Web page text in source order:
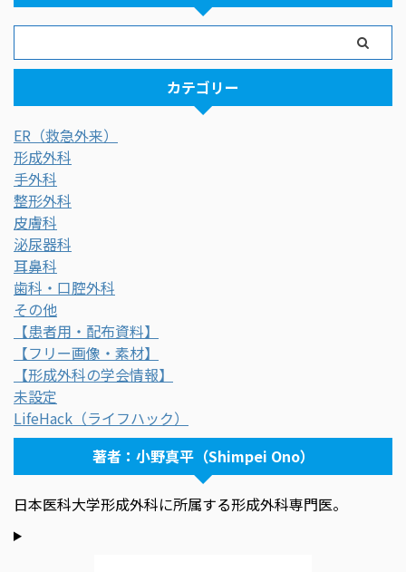
カテゴリー
ER（救急外来）
形成外科
手外科
整形外科
皮膚科
泌尿器科
耳鼻科
歯科・口腔外科
その他
【患者用・配布資料】
【フリー画像・素材】
【形成外科の学会情報】
未設定
LifeHack（ライフハック）
著者：小野真平（Shimpei Ono）
日本医科大学形成外科に所属する形成外科専門医。